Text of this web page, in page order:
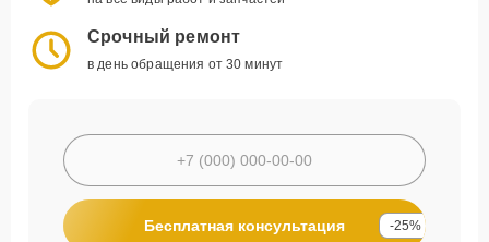
Срочный ремонт
в день обращения от 30 минут
Бесплатная консультация -25%